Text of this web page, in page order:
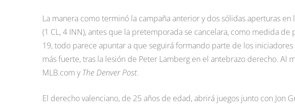
La manera como terminó la campaña anterior y dos sólidas aperturas
(1 CL, 4 INN), antes que la pretemporada se cancelara, como medida
19, todo parece apuntar a que seguirá formando parte de los
más fuerte, tras la lesión de Peter Lamberg en el antebrazo derecho. Al
MLB.com yThe Denver Post.
El derecho valenciano, de 25 años de edad, abrirá juegos junto con Jon